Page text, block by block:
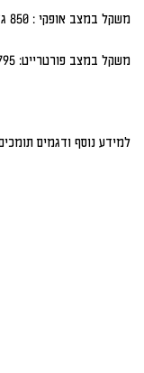
משקל במצב אופקי : 850 ג'
משקל במצב פורטרייט: 795 ג'
למידע נוסף ודגמים תומכים